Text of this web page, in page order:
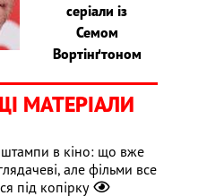
серіали із
Семом
Вортінґтоном
МАТЕРІАЛИ
штампи в кіно: що вже
але фільми все
під копірку